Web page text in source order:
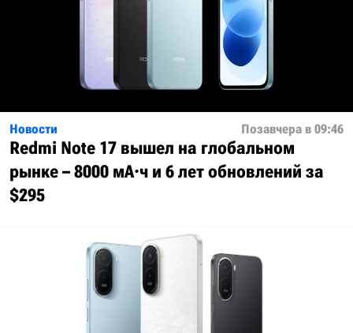
Новости Позавчера в 09:46
Redmi Note 17 вышел на глобальном
рынке – 8000 мА·ч и 6 лет обновлений за
$295